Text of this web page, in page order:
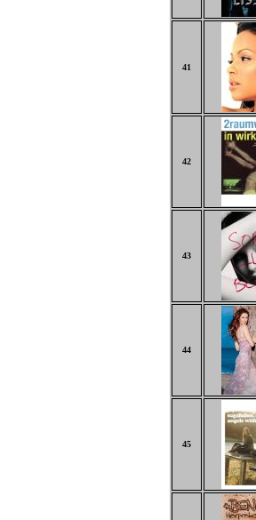
41
42
43
44
45